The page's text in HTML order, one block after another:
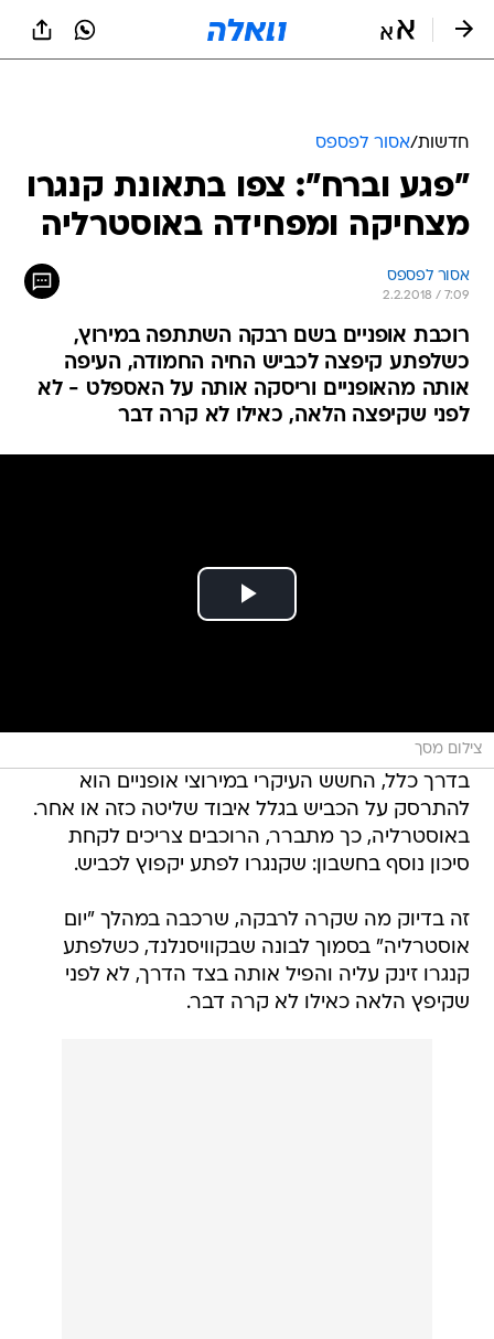
חדשות/אסור לפספס
"פגע וברח": צפו בתאונת קנגרו
מצחיקה ומפחידה באוסטרליה
אסור לפספס
2.2.2018 / 7:09
רוכבת אופניים בשם רבקה השתתפה במירוץ,
כשלפתע קיפצה לכביש החיה החמודה, העיפה
אותה מהאופניים וריסקה אותה על האספלט - לא
לפני שקיפצה הלאה, כאילו לא קרה דבר
צילום מסך
בדרך כלל, החשש העיקרי במירוצי אופניים הוא
להתרסק על הכביש בגלל איבוד שליטה כזה או אחר.
באוסטרליה, כך מתברר, הרוכבים צריכים לקחת
סיכון נוסף בחשבון: שקנגרו לפתע יקפוץ לכביש.
זה בדיוק מה שקרה לרבקה, שרכבה במהלך "יום
אוסטרליה" בסמוך לבונה שבקוויסנלנד, כשלפתע
קנגרו זינק עליה והפיל אותה בצד הדרך, לא לפני
שקיפץ הלאה כאילו לא קרה דבר.